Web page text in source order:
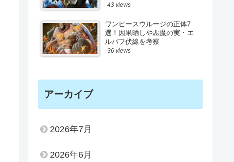
43 views
ワンピースウルージの正体7
選！因果晒しや悪魔の実・エ
ルバフ伏線を考察
36 views
アーカイブ
2026年7月
2026年6月